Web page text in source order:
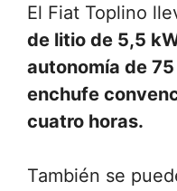
El Fiat Toplino
de litio de 5,5
autonomía de
enchufe
cuatro horas.
También se